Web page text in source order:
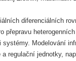
diferenciálních
přepravu
Modelování
a regulační jednotky,